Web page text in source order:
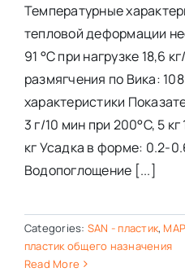
Температурные
тепловой деформации
91 °C при нагрузке 18,6
размягчения по Вика:
характеристики
3 г/10 мин при 200°C, 5
кг Усадка в форме: 0.2-
Водопоглощение [...]
Categories: SAN - пластик,
пластик общего назначения
Read More